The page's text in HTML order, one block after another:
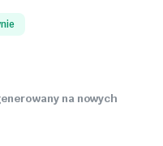
na nowych